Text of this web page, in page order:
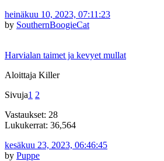
heinäkuu 10, 2023, 07:11:23
by SouthernBoogieCat
Harvialan taimet ja kevyet mullat
Aloittaja Killer
Sivuja1 2
Vastaukset: 28
Lukukerrat: 36,564
kesäkuu 23, 2023, 06:46:45
by Puppe